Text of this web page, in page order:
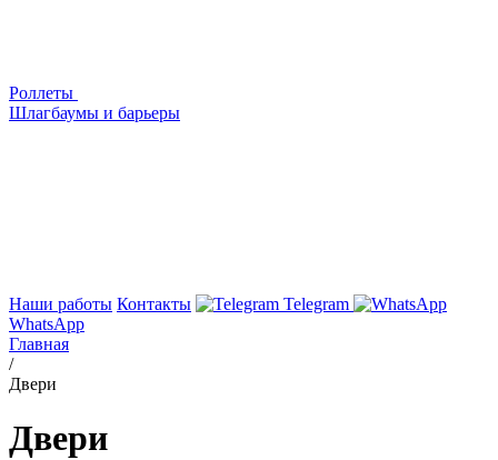
Роллеты
Шлагбаумы и барьеры
Наши работы Контакты
Telegram
WhatsApp
Главная
/
Двери
Двери